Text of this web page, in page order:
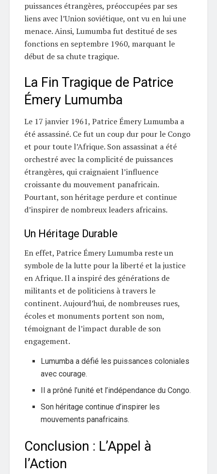
puissances étrangères, préoccupées par ses
liens avec l’Union soviétique, ont vu en lui une
menace. Ainsi, Lumumba fut destitué de ses
fonctions en septembre 1960, marquant le
début de sa chute tragique.
La Fin Tragique de Patrice
Émery Lumumba
Le 17 janvier 1961, Patrice Émery Lumumba a
été assassiné. Ce fut un coup dur pour le Congo
et pour toute l’Afrique. Son assassinat a été
orchestré avec la complicité de puissances
étrangères, qui craignaient l’influence
croissante du mouvement panafricain.
Pourtant, son héritage perdure et continue
d’inspirer de nombreux leaders africains.
Un Héritage Durable
En effet, Patrice Émery Lumumba reste un
symbole de la lutte pour la liberté et la justice
en Afrique. Il a inspiré des générations de
militants et de politiciens à travers le
continent. Aujourd’hui, de nombreuses rues,
écoles et monuments portent son nom,
témoignant de l’impact durable de son
engagement.
Lumumba a défié les puissances coloniales
avec courage.
Il a prôné l’unité et l’indépendance du Congo.
Son héritage continue d’inspirer les
mouvements panafricains.
Conclusion : L’Appel à
l’Action